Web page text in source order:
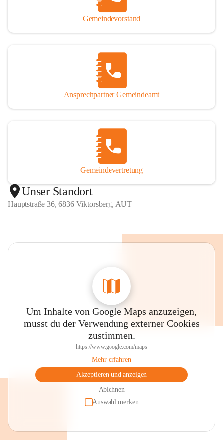
Gemeindevorstand
Ansprechpartner Gemeindeamt
Gemeindevertretung
Unser Standort
Hauptstraße 36, 6836 Viktorsberg, AUT
Um Inhalte von Google Maps anzuzeigen,
musst du der Verwendung externer Cookies
zustimmen.
https://www.google.com/maps
Mehr erfahren
Akzeptieren und anzeigen
Ablehnen
Auswahl merken